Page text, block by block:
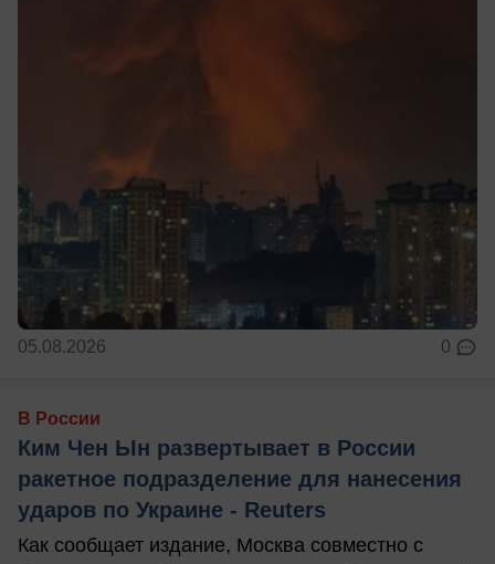
05.08.2026 0
В России
Ким Чен Ын развертывает в России
ракетное подразделение для нанесения
ударов по Украине - Reuters
Как сообщает издание, Москва совместно с